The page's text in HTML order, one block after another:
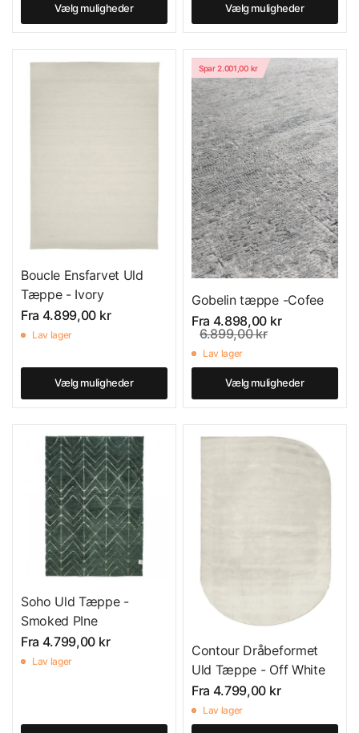
Vælg muligheder Vælg muligheder
Boucle Ensfarvet Uld
Tæppe - Ivory
Fra 4.899,00 kr
Lav lager
Vælg muligheder
Spar 2.001,00 kr
Gobelin tæppe -Cofee
Fra 4.898,00 kr
6.899,00 kr
Lav lager
Vælg muligheder
Soho Uld Tæppe -
Smoked PIne
Fra 4.799,00 kr
Lav lager
Contour Dråbeformet
Uld Tæppe - Off White
Fra 4.799,00 kr
Lav lager